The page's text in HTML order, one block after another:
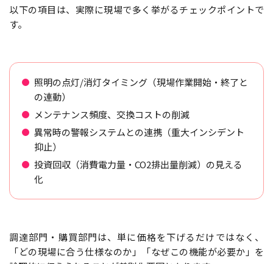
以下の項目は、実際に現場で多く挙がるチェックポイントで
す。
照明の点灯/消灯タイミング（現場作業開始・終了と
の連動）
メンテナンス頻度、交換コストの削減
異常時の警報システムとの連携（重大インシデント
抑止）
投資回収（消費電力量・CO2排出量削減）の見える
化
調達部門・購買部門は、単に価格を下げるだけではなく、
「どの現場に合う仕様なのか」「なぜこの機能が必要か」を